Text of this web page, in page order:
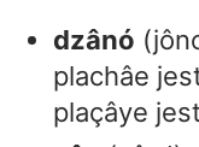
dzânó
plachâe
plaçâye